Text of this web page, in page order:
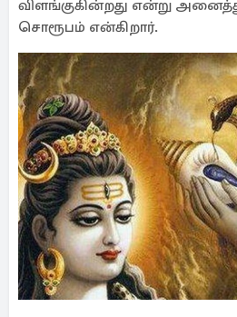
விளங்குகின்றது என்று
சொரூபம் என்கிறார்.